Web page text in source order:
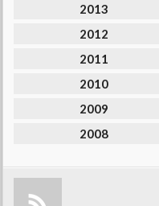
2013
2012
2011
2010
2009
2008